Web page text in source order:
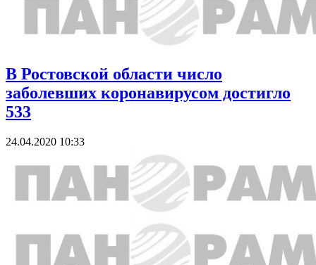
В Ростовской области число
заболевших коронавирусом достигло
533
24.04.2020 10:33